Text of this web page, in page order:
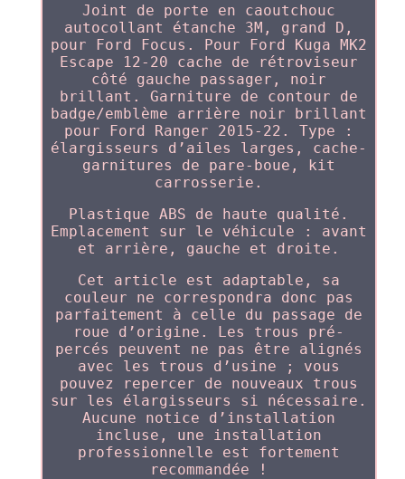
Joint de porte en caoutchouc
autocollant étanche 3M, grand D,
pour Ford Focus. Pour Ford Kuga MK2
Escape 12-20 cache de rétroviseur
côté gauche passager, noir
brillant. Garniture de contour de
badge/emblème arrière noir brillant
pour Ford Ranger 2015-22. Type :
élargisseurs d’ailes larges, cache-
garnitures de pare-boue, kit
carrosserie.
Plastique ABS de haute qualité.
Emplacement sur le véhicule : avant
et arrière, gauche et droite.
Cet article est adaptable, sa
couleur ne correspondra donc pas
parfaitement à celle du passage de
roue d’origine. Les trous pré-
percés peuvent ne pas être alignés
avec les trous d’usine ; vous
pouvez repercer de nouveaux trous
sur les élargisseurs si nécessaire.
Aucune notice d’installation
incluse, une installation
professionnelle est fortement
recommandée !